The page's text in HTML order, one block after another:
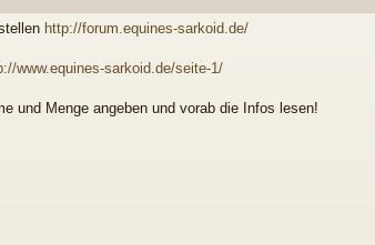
http://forum.equines-sarkoid.de/
www.equines-sarkoid.de/seite-1/
und Menge angeben und vorab die Infos lesen!